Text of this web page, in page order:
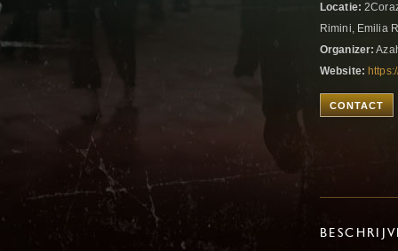
Locatie:
Rimini, Emilia
Organizer:
Website:
CONTACT